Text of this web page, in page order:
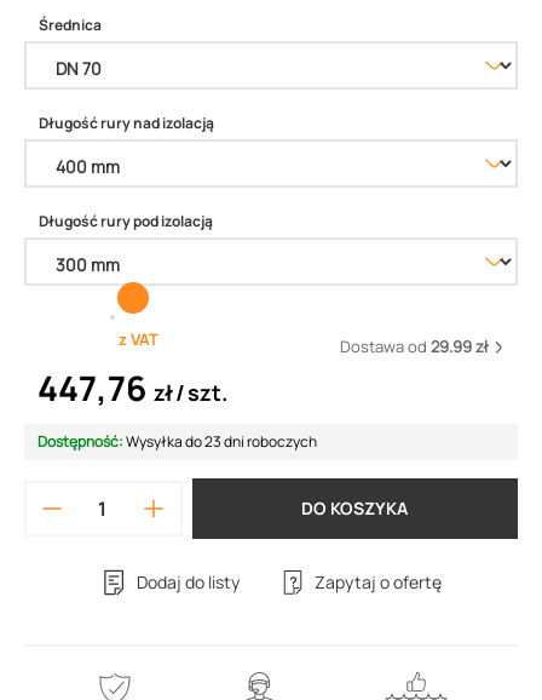
Średnica
Długość rury nad izolacją
Długość rury pod izolacją
z VAT Dostawa od 29.99 zł
447,76 zł szt.
Dostępność:Wysyłka do 23 dni roboczych
DO KOSZYKA
Dodaj do listy Zapytaj o ofertę